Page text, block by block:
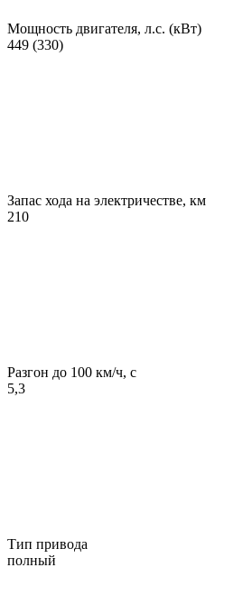
Мощность двигателя, л.с. (кВт)
449 (330)
Запас хода на электричестве, км
210
Разгон до 100 км/ч, с
5,3
Тип привода
полный